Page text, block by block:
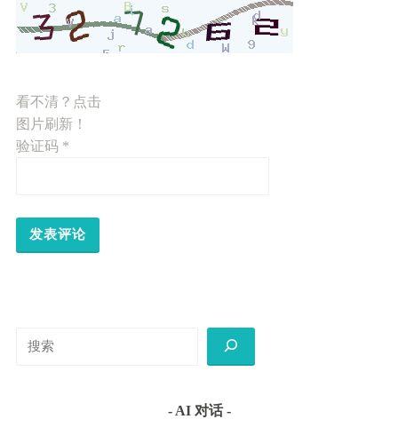
看不清？点击
图片刷新！
验证码 *
- AI 对话 -